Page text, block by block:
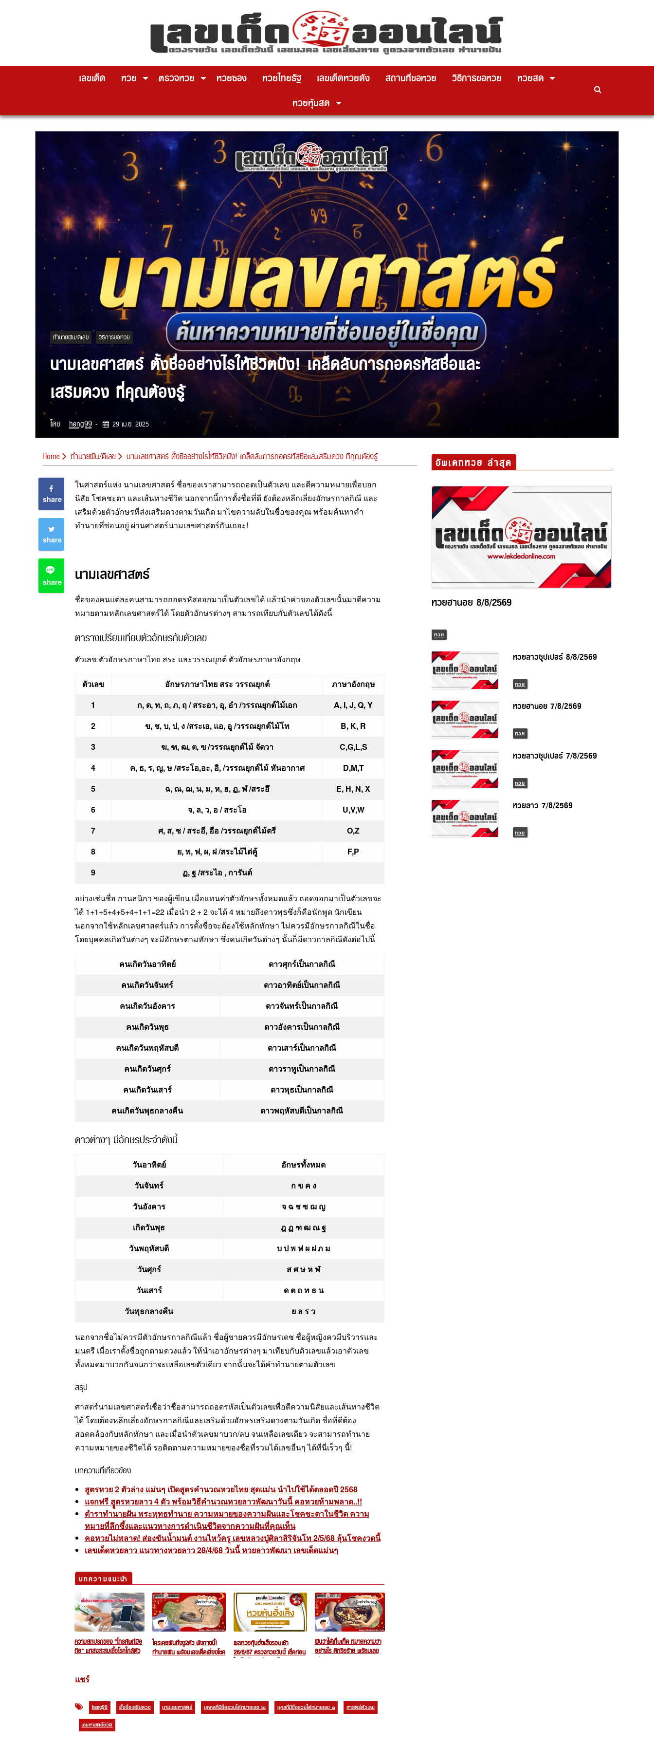
เลขเด็ด หวย ตรวจหวย หวยซอง หวยไทยรัฐ เลขเด็ดหวยดัง สถานที่ขอหวย วิธีการขอหวย
หวยสด
หวยหุ้นสด
ทำนายฝัน/ตีเลข วิธีการขอหวย
นามเลขศาสตร์ ตั้งชื่ออย่างไรให้ชีวิตปัง! เคล็ดลับการถอดรหัสชื่อและ
เสริมดวง ที่คุณต้องรู้
โดย heng99 - 29 เม.ย. 2025
Home ทำนายฝัน/ตีเลข นามเลขศาสตร์ ตั้งชื่ออย่างไรให้ชีวิตปัง! เคล็ดลับการถอดรหัสชื่อและเสริมดวง ที่คุณต้องรู้
share
share
share
ในศาสตร์แห่ง นามเลขศาสตร์ ชื่อของเราสามารถถอดเป็นตัวเลข และตีความหมายเพื่อบอก
นิสัย โชคชะตา และเส้นทางชีวิต นอกจากนี้การตั้งชื่อที่ดี ยังต้องหลีกเลี่ยงอักษรกาลกิณี และ
เสริมด้วยตัวอักษรที่ส่งเสริมดวงตามวันเกิด มาไขความลับในชื่อของคุณ พร้อมค้นหาคำ
ทำนายที่ซ่อนอยู่ ผ่านศาสตร์นามเลขศาสตร์กันเถอะ!
นามเลขศาสตร์
ชื่อของคนแต่ละคนสามารถถอดรหัสออกมาเป็นตัวเลขได้ แล้วนำค่าของตัวเลขนั้นมาตีความ
หมายตามหลักเลขศาสตร์ได้ โดยตัวอักษรต่างๆ สามารถเทียบกับตัวเลขได้ดังนี้
ตารางเปรียบเทียบตัวอักษรกับตัวเลข
ตัวเลข ตัวอักษรภาษาไทย สระ และวรรณยุกต์ ตัวอักษรภาษาอังกฤษ
ตัวเลข อักษรภาษาไทย สระ วรรณยุกต์
ภาษาอังกฤษ
1
ก, ด, ท, ถ, ภ, ฤ / สระอา, อุ, อำ /วรรณยุกต์ไม้เอก
A, I, J, Q, Y
2
ข, ช, บ, ป, ง /สระเอ, แอ, อู /วรรณยุกต์ไม้โท
B, K, R
3
ฆ, ฑ, ฒ, ต, ฃ /วรรณยุกต์ไม้ จัดวา
C,G,L,S
4
ค, ธ, ร, ญ, ษ /สระโอ,อะ, อิ, /วรรณยุกต์ไม้ หันอากาศ
D,M,T
5
ฉ, ณ, ฌ, น, ม, ห, ฮ, ฏ, ฬ /สระอึ
E, H, N, X
6
จ, ล, ว, อ / สระโอ
U,V,W
7
ศ, ส, ซ / สระอี, อือ /วรรณยุกต์ไม้ตรี
O,Z
8
ย, พ, ฟ, ผ, ฝ /สระไม้ไต่คู้
F,P
9
ฏ, ฐ /สระไอ , การันต์
อย่างเช่นชื่อ กานธนิกา ของผู้เขียน เมื่อแทนค่าตัวอักษรทั้งหมดแล้ว ถอดออกมาเป็นตัวเลขจะ
ได้ 1+1+5+4+5+4+1+1=22 เมื่อนำ 2 + 2 จะได้ 4 หมายถึงดาวพุธซึ่งก็คือนักพูด นักเขียน
นอกจากใช้หลักเลขศาสตร์แล้ว การตั้งชื่อจะต้องใช้หลักทักษา ไม่ควรมีอักษรกาลกิณีในชื่อ
โดยบุคคลเกิดวันต่างๆ จะมีอักษรตามทักษา ซึ่งคนเกิดวันต่างๆ นั้นก็มีดาวกาลกิณีดังต่อไปนี้
คนเกิดวันอาทิตย์
ดาวศุกร์เป็นกาลกิณี
คนเกิดวันจันทร์
ดาวอาทิตย์เป็นกาลกิณี
คนเกิดวันอังคาร
ดาวจันทร์เป็นกาลกิณี
คนเกิดวันพุธ
ดาวอังคารเป็นกาลกิณี
คนเกิดวันพฤหัสบดี
ดาวเสาร์เป็นกาลกิณี
คนเกิดวันศุกร์
ดาวราหูเป็นกาลกิณี
คนเกิดวันเสาร์
ดาวพุธเป็นกาลกิณี
คนเกิดวันพุธกลางคืน
ดาวพฤหัสบดีเป็นกาลกิณี
ดาวต่างๆ มีอักษรประจำดังนี้
วันอาทิตย์
อักษรทั้งหมด
วันจันทร์
ก ข ค ง
วันอังคาร
จ ฉ ช ซ ฌ ญ
เกิดวันพุธ
ฎ ฏ ฑ ฒ ณ ฐ
วันพฤหัสบดี
บ ป พ ฟ ผ ฝ ภ ม
วันศุกร์
ส ศ ษ ห ฬ
วันเสาร์
ด ต ถ ท ธ น
วันพุธกลางคืน
ย ล ร ว
นอกจากชื่อไม่ควรมีตัวอักษรกาลกิณีแล้ว ชื่อผู้ชายควรมีอักษรเดช ชื่อผู้หญิงควมีบริวารและ
มนตรี เมื่อเราตั้งชื่อถูกตามดวงแล้ว ให้นำเอาอักษรต่างๆ มาเทียบกับตัวเลขแล้วเอาตัวเลข
ทั้งหมดมาบวกกันจนกว่าจะเหลือเลขตัวเดียว จากนั้นจะได้คำทำนายตามตัวเลข
สรุป
ศาสตร์นามเลขศาสตร์เชื่อว่าชื่อสามารถถอดรหัสเป็นตัวเลขเพื่อตีความนิสัยและเส้นทางชีวิต
ได้ โดยต้องหลีกเลี่ยงอักษรกาลกิณีและเสริมด้วยอักษรเสริมดวงตามวันเกิด ชื่อที่ดีต้อง
สอดคล้องกับหลักทักษา และเมื่อนำตัวเลขมาบวก/ลบ จนเหลือเลขเดียว จะสามารถทำนาย
ความหมายของชีวิตได้ รอติดตามความหมายของชื่อที่รวมได้เลขอื่นๆ ได้ที่นี่เร็วๆ นี้!
บทความที่เกี่ยวข้อง
สูตรหวย 2 ตัวล่าง แม่นๆ เปิดสูตรคำนวณหวยไทย สุดแม่น นำไปใช้ได้ตลอดปี 2568
แจกฟรี สููตรหวยลาว 4 ตัว พร้อมวิธีคำนวณหวยลาวพัฒนาวันนี้ คอหวยห้ามพลาด..!!
ตำราทำนายฝัน พระพุทธทำนาย ความหมายของความฝันและโชคชะตาในชีวิต ความ
หมายที่ลึกซึ้งและแนวทางการดำเนินชีวิตจากความฝันที่คุณเห็น
คอหวยไม่พลาด! ส่องขันน้ำมนต์ งานไหว้ครู เลขหลวงปู่ศิลาสิริจันโท 2/5/68 ลุ้นโชคงวดนี้
เลขเด็ดหวยลาว แนวทางหวยลาว 28/4/68 วันนี้ หวยลาวพัฒนา เลขเด็ดแม่นๆ
บทความแนะนำ
ความสกปรกของ “โทรศัพท์มือ
ถือ” แหล่งสะสมเชื้อโรคใกล้ตัว
ใครเคยฝันถึงงู2ตัว ฟังทางนี้!
ทำนายฝัน พร้อมเลขเด็ดเสี่ยงโชค
ผลหวยหุ้นฮั่งเส็งรอบเช้า
26/6/67 ตรวจหวยวันนี้ เช็คก่อน
ฝันว่าได้เก็บเห็ด หมายความว่า
อย่างไร ดีหรือร้าย พร้อมเลข
เด็ด แม่น ๆ ตามความฝัน แจก
แชร์
heng99 ตั้งชื่อเสริมดวง นามเลขศาสตร์ บุคคลที่มีชื่อรวมได้หมายเลข ๒ บุคลที่มีชื่อรวมได้หมายเลข ๑
ศาสตร์ตัวเลข
เลขศาสตร์ชีวิต
อัพเดทหวย ล่าสุด
หวยฮานอย 8/8/2569
หวย
หวยลาวซุปเปอร์ 8/8/2569
หวย
หวยฮานอย 7/8/2569
หวย
หวยลาวซุปเปอร์ 7/8/2569
หวย
หวยลาว 7/8/2569
หวย
x ปิดโฆษณา